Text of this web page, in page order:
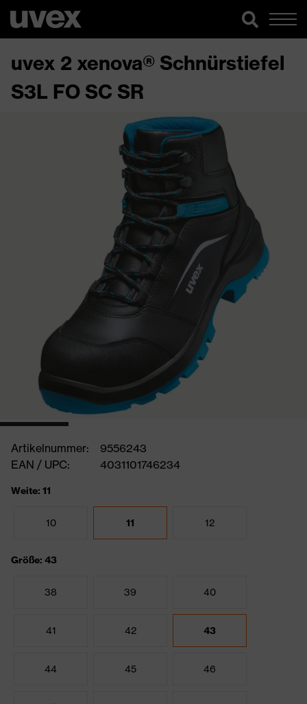
uvex 2 xenova® Schnürstiefel
S3L FO SC SR
Artikelnummer:
9556243
EAN / UPC:
4031101746234
Weite: 11
10 11 12
Größe: 43
38 39 40
41 42 43
44 45 46